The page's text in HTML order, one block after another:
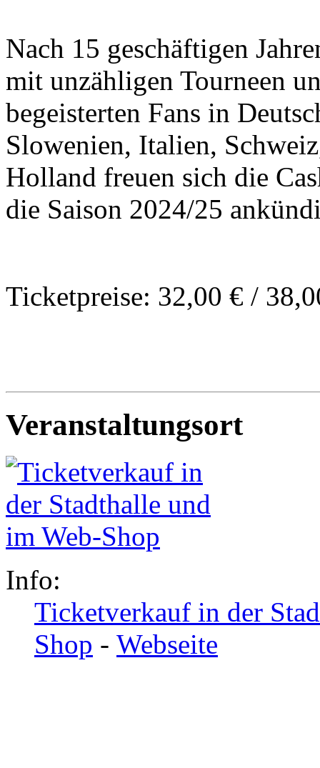
Nach 15 geschäftigen
mit unzähligen Tourneen
begeisterten Fans in
Slowenien, Italien,
Holland freuen sich die
die Saison 2024/25
Ticketpreise: 32,00 € /
Veranstaltungsort
Info:
Ticketverkauf in der
Shop - Webseite